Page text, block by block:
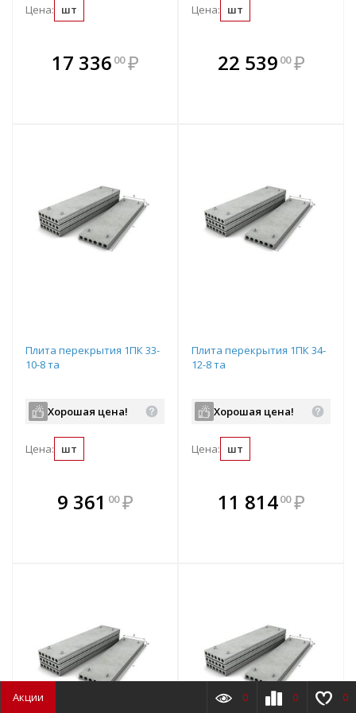
Цена: шт
17 336 00 ₽
В комплекте
всегда выгоднее!
Цена: шт
В комплекте
всегда выгоднее!
22 539 00 ₽
Плита перекрытия 1ПК 33-
10-8 та
Хорошая цена!
Цена: шт
9 361 00 ₽
В комплекте
всегда выгоднее!
Плита перекрытия 1ПК 34-
12-8 та
Хорошая цена!
Цена: шт
В комплекте
всегда выгоднее!
11 81400 ₽
Акции 0 0 0